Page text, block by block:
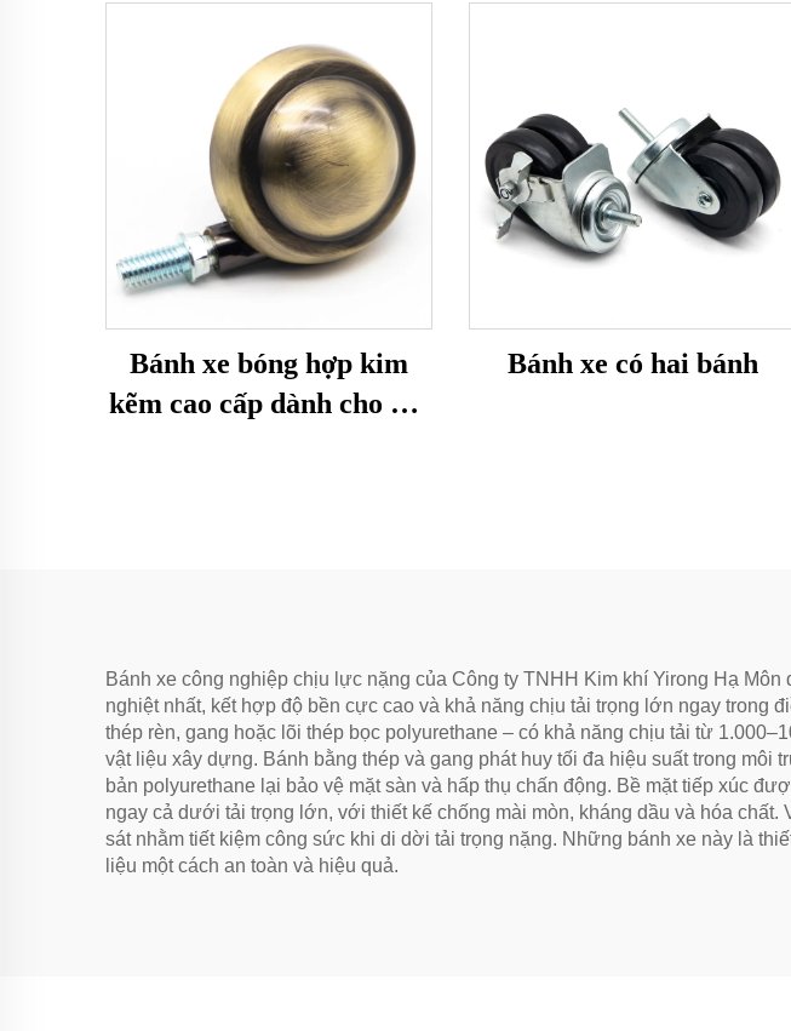
Bánh xe bóng hợp kim
kẽm cao cấp dành cho nội
Bánh xe có hai bánh
Bánh xe công nghiệp chịu lực nặng của Công ty TNHH Kim khí Yirong Hạ
nghiệt nhất, kết hợp độ bền cực cao và khả năng chịu tải trọng lớn ngay
thép rèn, gang hoặc lõi thép bọc polyurethane – có khả năng chịu tải từ
vật liệu xây dựng. Bánh bằng thép và gang phát huy tối đa hiệu suất trong
bản polyurethane lại bảo vệ mặt sàn và hấp thụ chấn động. Bề mặt tiếp xúc
ngay cả dưới tải trọng lớn, với thiết kế chống mài mòn, kháng dầu và hóa
sát nhằm tiết kiệm công sức khi di dời tải trọng nặng. Những bánh xe này là
liệu một cách an toàn và hiệu quả.